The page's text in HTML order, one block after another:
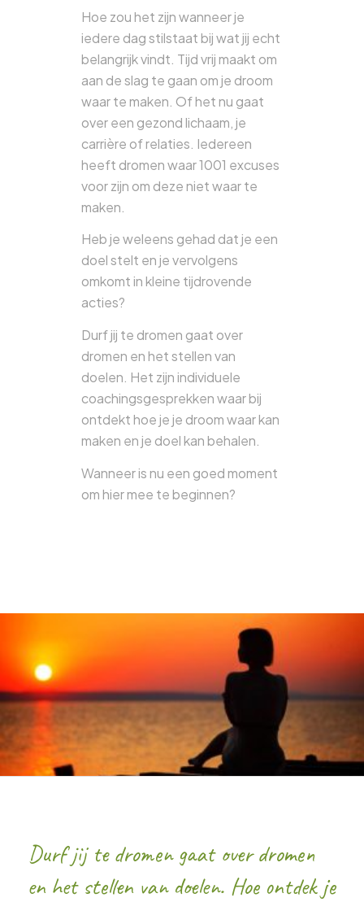
Hoe zou het zijn wanneer je
iedere dag stilstaat bij wat jij echt
belangrijk vindt. Tijd vrij maakt om
aan de slag te gaan om je droom
waar te maken. Of het nu gaat
over een gezond lichaam, je
carrière of relaties. Iedereen
heeft dromen waar 1001 excuses
voor zijn om deze niet waar te
maken.
Heb je weleens gehad dat je een
doel stelt en je vervolgens
omkomt in kleine tijdrovende
acties?
Durf jij te dromen gaat over
dromen en het stellen van
doelen. Het zijn individuele
coachingsgesprekken waar bij
ontdekt hoe je je droom waar kan
maken en je doel kan behalen.
Wanneer is nu een goed moment
om hier mee te beginnen?
Durf jij te dromen gaat over dromen
en het stellen van doelen. Hoe ontdek je